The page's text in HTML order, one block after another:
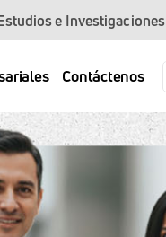
e Investigaciones
Contáctenos